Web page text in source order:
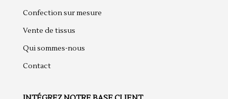
Confection sur mesure
Vente de tissus
Qui sommes-nous
Contact